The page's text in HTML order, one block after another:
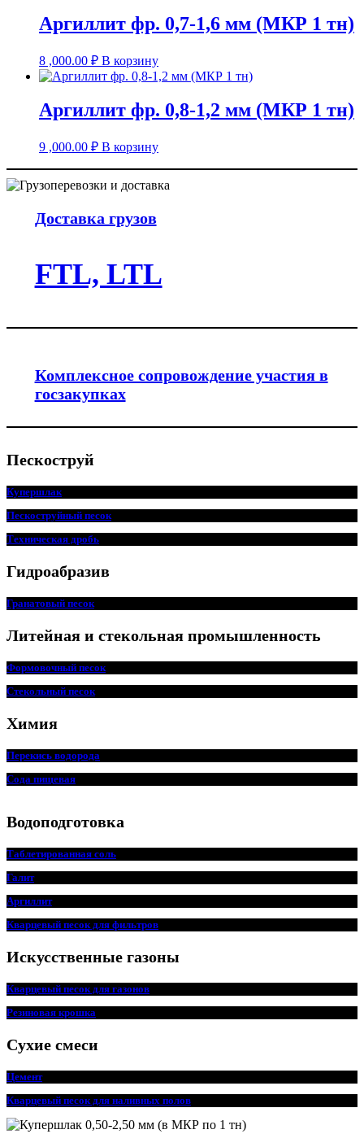
Аргиллит фр. 0,7-1,6 мм (МКР 1 тн)
8 ,000.00 ₽ В корзину
Аргиллит фр. 0,8-1,2 мм (МКР 1 тн)
9 ,000.00 ₽ В корзину
Доставка грузов
FTL, LTL
Комплексное сопровождение участия в
госзакупках
Пескоструй
Купершлак
Пескоструйный песок
Техническая дробь
Гидроабразив
Гранатовый песок
Литейная и стекольная промышленность
Формовочный песок
Стекольный песок
Химия
Перекись водорода
Сода пищевая
Водоподготовка
Таблетированная соль
Галит
Аргиллит
Кварцевый песок для фильтров
Искусственные газоны
Кварцевый песок для газонов
Резиновая крошка
Сухие смеси
Цемент
Кварцевый песок для наливных полов